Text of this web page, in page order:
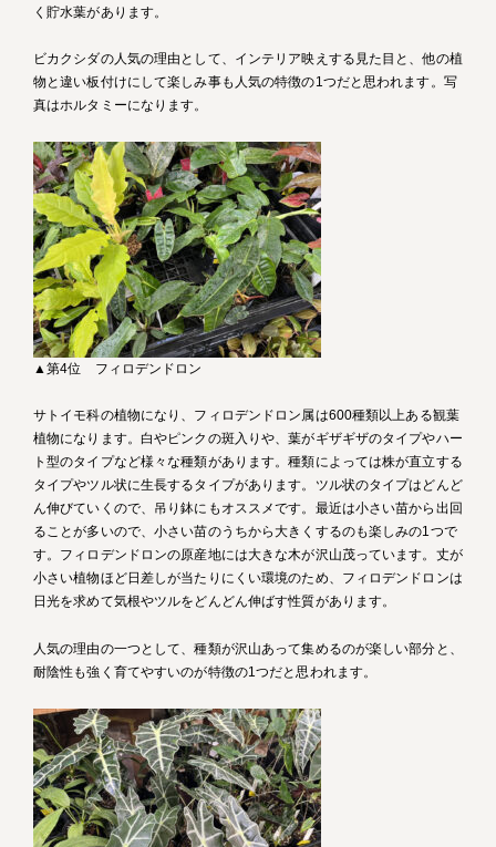
く貯水葉があります。
ビカクシダの人気の理由として、インテリア映えする見た目と、他の植
物と違い板付けにして楽しみ事も人気の特徴の1つだと思われます。写
真はホルタミーになります。
▲第4位 フィロデンドロン
サトイモ科の植物になり、フィロデンドロン属は600種類以上ある観葉
植物になります。白やピンクの斑入りや、葉がギザギザのタイプやハー
ト型のタイプなど様々な種類があります。種類によっては株が直立する
タイプやツル状に生長するタイプがあります。ツル状のタイプはどんど
ん伸びていくので、吊り鉢にもオススメです。最近は小さい苗から出回
ることが多いので、小さい苗のうちから大きくするのも楽しみの1つで
す。フィロデンドロンの原産地には大きな木が沢山茂っています。丈が
小さい植物ほど日差しが当たりにくい環境のため、フィロデンドロンは
日光を求めて気根やツルをどんどん伸ばす性質があります。
人気の理由の一つとして、種類が沢山あって集めるのが楽しい部分と、
耐陰性も強く育てやすいのが特徴の1つだと思われます。